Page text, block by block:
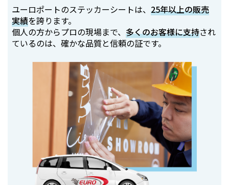
ユーロポートのステッカーシートは、25年以上の販売
実績を誇ります。
個人の方からプロの現場まで、多くのお客様に支持され
ているのは、確かな品質と信頼の証です。